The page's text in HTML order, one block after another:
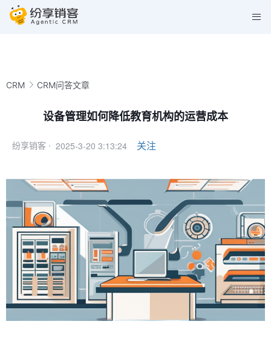
CRM CRM问答文章
设备管理如何降低教育机构的运营成本
纷享销客 · 2025-3-20 3:13:24 关注